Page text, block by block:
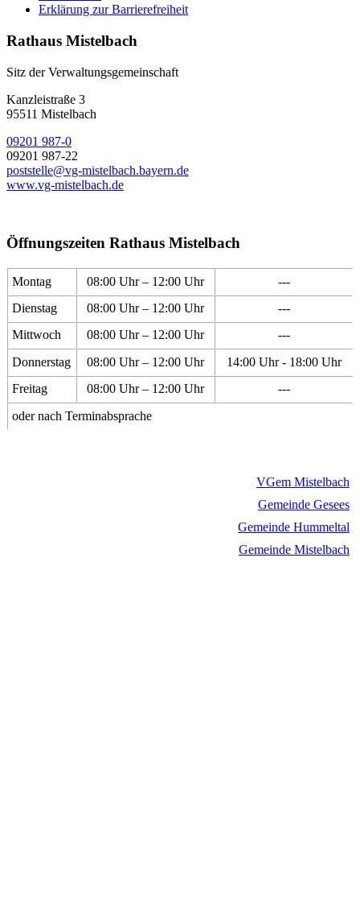
Erklärung zur Barrierefreiheit
Rathaus Mistelbach
Sitz der Verwaltungsgemeinschaft
Kanzleistraße 3
95511 Mistelbach
09201 987-0
09201 987-22
poststelle@vg-mistelbach.bayern.de
www.vg-mistelbach.de
Öffnungszeiten Rathaus Mistelbach
Montag 08:00 Uhr – 12:00 Uhr
---
Dienstag
08:00 Uhr – 12:00 Uhr
---
Mittwoch
08:00 Uhr – 12:00 Uhr
---
Donnerstag
08:00 Uhr – 12:00 Uhr
14:00 Uhr - 18:00 Uhr
Freitag
08:00 Uhr – 12:00 Uhr
---
oder nach Terminabsprache
VGem Mistelbach
Gemeinde Gesees
Gemeinde Hummeltal
Gemeinde Mistelbach